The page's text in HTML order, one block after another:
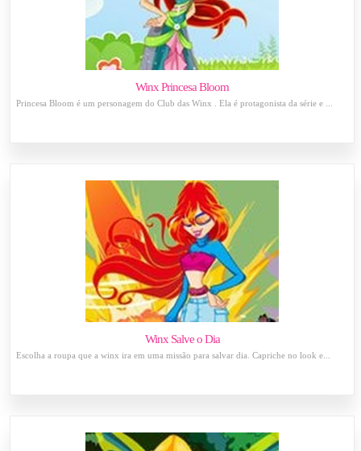
Winx Princesa Bloom
Princesa Bloom é um personagem do Club das Winx . Ela é protagonista da série e ...
Winx Salve o Dia
Escolha a roupa que a winx ira em uma missão para salvar dia. Capriche no look e...